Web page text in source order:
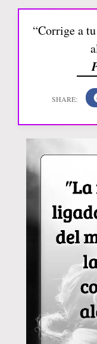
“Corrige a